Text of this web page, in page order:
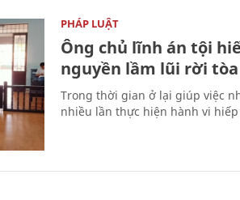
PHÁP LUẬT
Ông chủ lĩnh án tội
nguyền lầm lũi rời tòa
Trong thời gian ở lại giúp việc
nhiều lần thực hiện hành vi